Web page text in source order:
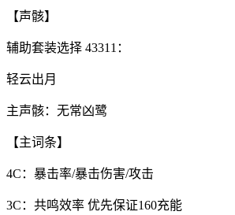
【声骸】
辅助套装选择 43311：
轻云出月
主声骸：无常凶鹭
【主词条】
4C：暴击率/暴击伤害/攻击
3C：共鸣效率 优先保证160充能